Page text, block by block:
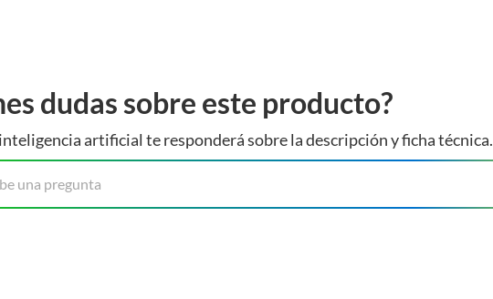
dudas sobre este producto?
artificial te responderá sobre la descripción y ficha técnica.
una pregunta